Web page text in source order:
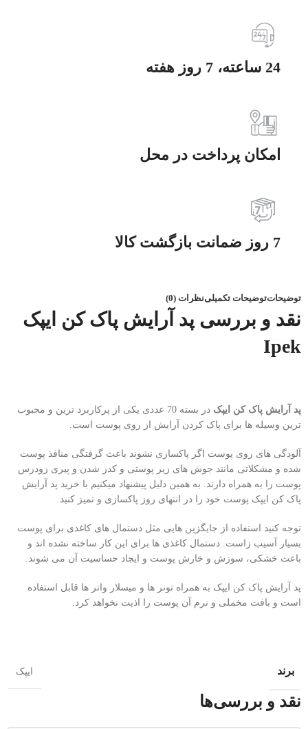
24 ساعته، 7 روز هفته
امکان پرداخت در محل
7 روز ضمانت بازگشت کالا
توضیحاتتوضیحات تکمیلینظرات (0)
نقد و بررسی پد آرایش پاک کن ایپک
Ipek
پد آرایش پاک کن ایپک
در بسته 70 عددی یکی از پرکاربرد ترین و محبوب
ترین وسیله ها برای پاک کردن آرایش از روی پوست است.
آلودگی های روی پوست اگر پاکسازی نشوند باعث گرفتگی منافذ پوست
شده و مشکلاتی مانند جوش های زیر پوستی و کدر شدن و پیری زودرس
پوست را به همراه دارند. به همین دلیل پیشنهاد میکنیم با خرید پد آرایش
پاک کن ایپک پوست خود را در انتهای روز پاکسازی و تمیز کنید.
توجه کنید استفاده از جایگزین هایی مثل دستمال های کاغذی برای پوست
بسیار آسیب زاست. دستمال کاغذی ها برای این کار ساخته نشده اند و
باعث خشکی، سوزش و خارش پوست و ایجاد حساسیت آن می شوند.
پد آرایش پاک کن ایپک به همراه تونر ها و میسلار واتر ها قابل استفاده
است و بافت مخملی و نرم آن پوست را اذیت نخواهد کرد.
برند ایپک
نقد و بررسی‌ها